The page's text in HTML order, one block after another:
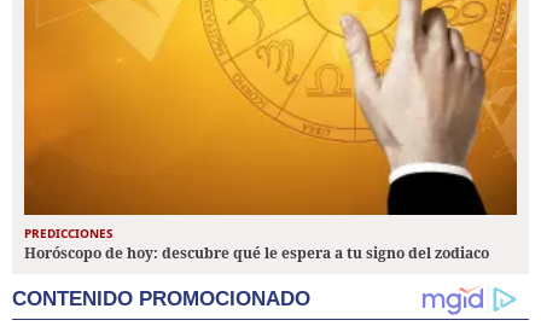
PREDICCIONES
Horóscopo de hoy: descubre qué le espera a tu signo del zodiaco
CONTENIDO PROMOCIONADO